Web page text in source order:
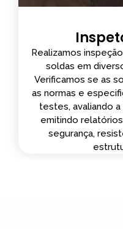
Realizamos
soldas em
Verificamos se as
as normas e
testes, avaliando
emitindo
segurança,